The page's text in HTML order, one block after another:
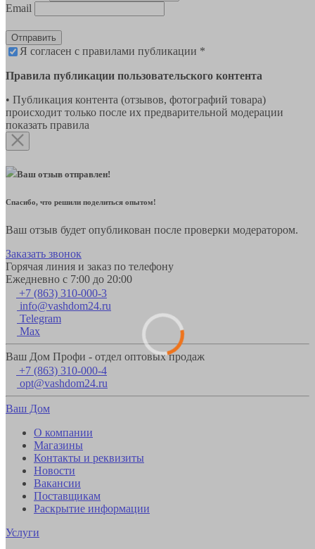
Email
Отправить
Я согласен с правилами публикации *
Правила публикации пользовательского контента
• Публикация контента (отзывов, фотографий товара)
происходит только после их предварительной модерации
показать правила
Ваш отзыв отправлен!
Спасибо, что решили поделиться опытом!
Ваш отзыв будет опубликован после проверки модератором.
Заказать звонок
Горячая линия и заказ по телефону
Ежедневно с 7:00 до 20:00
+7 (863) 310-000-3
info@vashdom24.ru
Telegram
Max
Ваш Дом Профи - отдел оптовых продаж
+7 (863) 310-000-4
opt@vashdom24.ru
Ваш Дом
О компании
Магазины
Контакты и реквизиты
Новости
Вакансии
Поставщикам
Раскрытие информации
Услуги